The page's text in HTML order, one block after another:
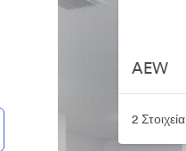
AEW
2 Στοιχεία